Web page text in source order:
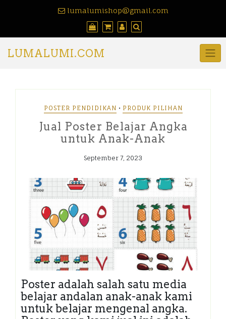
lumalumishop@gmail.com
LUMALUMI.COM
POSTER PENDIDIKAN • PRODUK PILIHAN
Jual Poster Belajar Angka
untuk Anak-Anak
September 7, 2023
Poster adalah salah satu media
belajar andalan anak-anak kami
untuk belajar mengenal angka.